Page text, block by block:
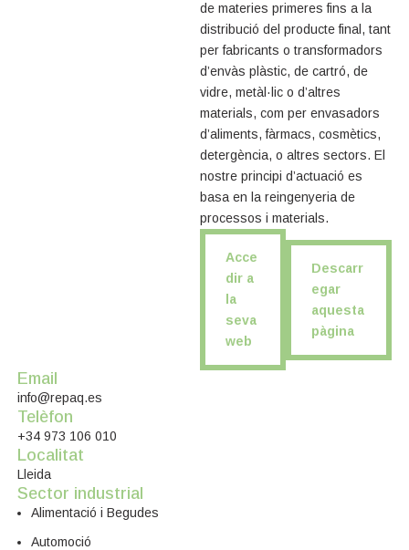
de materies primeres fins a la
distribució del producte final, tant
per fabricants o transformadors
d’envàs plàstic, de cartró, de
vidre, metàl·lic o d’altres
materials, com per envasadors
d’aliments, fàrmacs, cosmètics,
detergència, o altres sectors. El
nostre principi d’actuació es
basa en la reingenyeria de
processos i materials.
Acce
dir a
la
seva
web
Descarr
egar
aquesta
pàgina
Email
info@repaq.es
Telèfon
+34 973 106 010
Localitat
Lleida
Sector industrial
Alimentació i Begudes
Automoció